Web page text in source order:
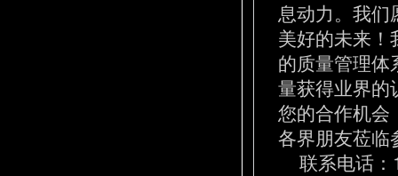
息动力。我
美好的未来
的质量管理
量获得业界的
您的合作机会
各界朋友莅临
联系电话：